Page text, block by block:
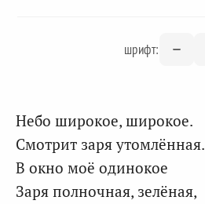
шрифт:
Небо широкое, широкое.
Смотрит заря утомлённая.
В окно моё одинокое
Заря полночная, зелёная,